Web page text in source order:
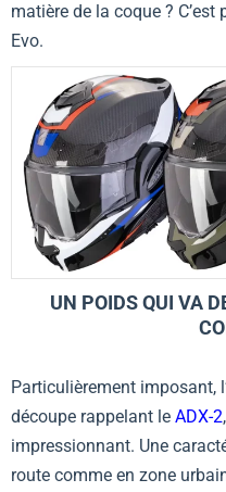
matière de la coque ? C’est
Evo.
UN POIDS QUI VA
Particulièrement imposant,
découpe rappelant le ADX-2
impressionnant. Une
route comme en zone